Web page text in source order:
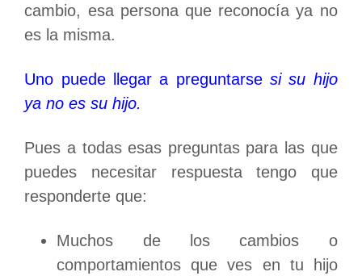
cambio, esa persona que reconocía ya no
es la misma.
Uno puede llegar a preguntarse si su hijo
ya no es su hijo.
Pues a todas esas preguntas para las que
puedes necesitar respuesta tengo que
responderte que:
Muchos de los cambios o
comportamientos que ves en tu hijo